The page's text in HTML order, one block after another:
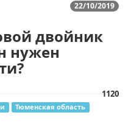
22/10/2019
двойник
нужен
1120
Тюменская область